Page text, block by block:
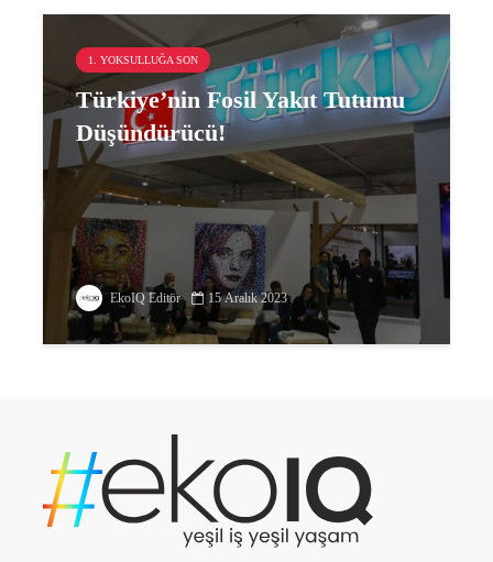
1. YOKSULLUĞA SON
Türkiye’nin Fosil Yakıt Tutumu
Düşündürücü!
EkoIQ Editör 15 Aralık 2023